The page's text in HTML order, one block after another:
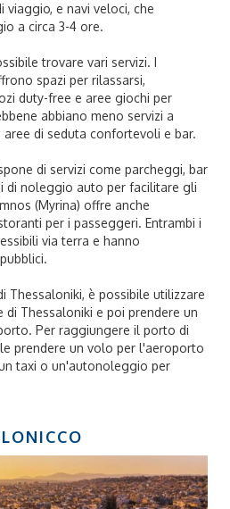
e navi veloci, che
a circa 3-4 ore.
trovare vari servizi. I
spazi per rilassarsi,
duty-free e aree giochi per
abbiano meno servizi a
di seduta confortevoli e bar.
di servizi come parcheggi, bar
di noleggio auto per facilitare gli
(Myrina) offre anche
per i passeggeri. Entrambi i
via terra e hanno
Thessaloniki, è possibile utilizzare
Thessaloniki e poi prendere un
Per raggiungere il porto di
prendere un volo per l'aeroporto
taxi o un'autonoleggio per